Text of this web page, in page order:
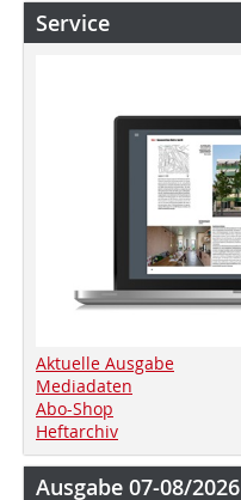
Service
Aktuelle Ausgabe
Mediadaten
Abo-Shop
Heftarchiv
Ausgabe 07-08/2026